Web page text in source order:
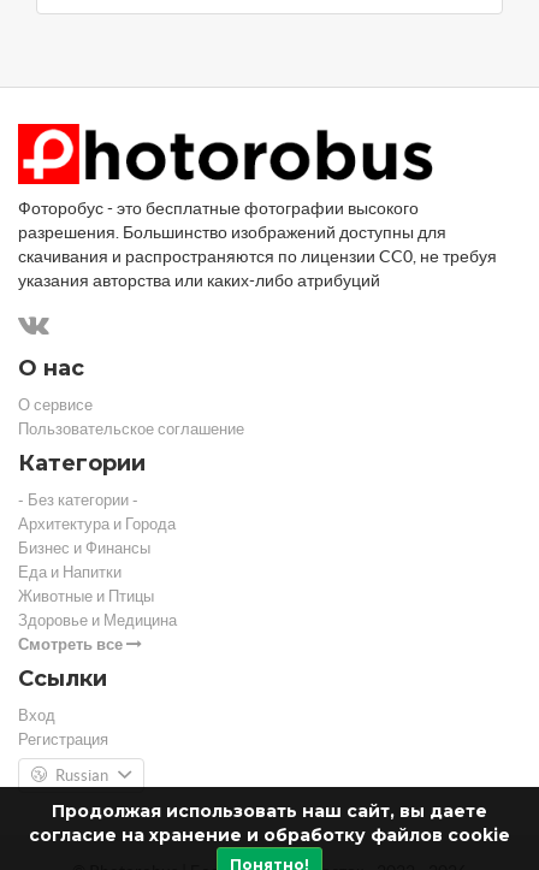
Продолжая использовать наш сайт, вы даете
согласие на хранение и обработку файлов cookie
Понятно!
Фоторобус - это бесплатные фотографии высокого
разрешения. Большинство изображений доступны для
скачивания и распространяются по лицензии CC0, не требуя
указания авторства или каких-либо атрибуций
О нас
О сервисе
Пользовательское соглашение
Категории
- Без категории -
Архитектура и Города
Бизнес и Финансы
Еда и Напитки
Животные и Птицы
Здоровье и Медицина
Смотреть все
Ссылки
Вход
Регистрация
Russian